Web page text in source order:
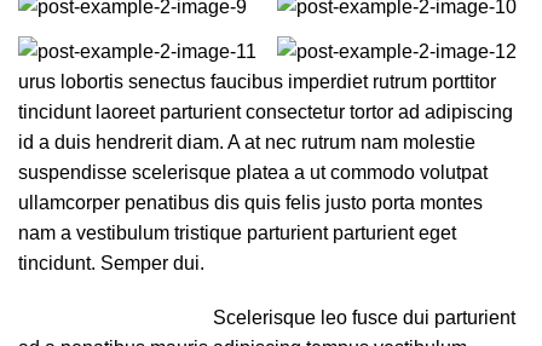
urus lobortis senectus faucibus imperdiet rutrum porttitor
tincidunt laoreet parturient consectetur tortor ad adipiscing
id a duis hendrerit diam. A at nec rutrum nam molestie
suspendisse scelerisque platea a ut commodo volutpat
ullamcorper penatibus dis quis felis justo porta montes
nam a vestibulum tristique parturient parturient eget
tincidunt. Semper dui.
Scelerisque leo fusce dui parturient